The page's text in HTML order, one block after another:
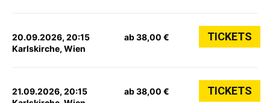
20.09.2026, 20:15
Karlskirche, Wien
ab 38,00 € TICKETS
21.09.2026, 20:15
ab 38,00 € TICKETS